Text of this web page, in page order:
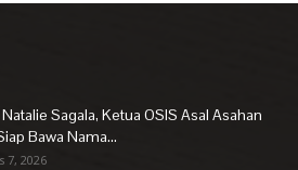
Sagala, Ketua OSIS Asal Asahan
Bawa Nama...
7, 2026